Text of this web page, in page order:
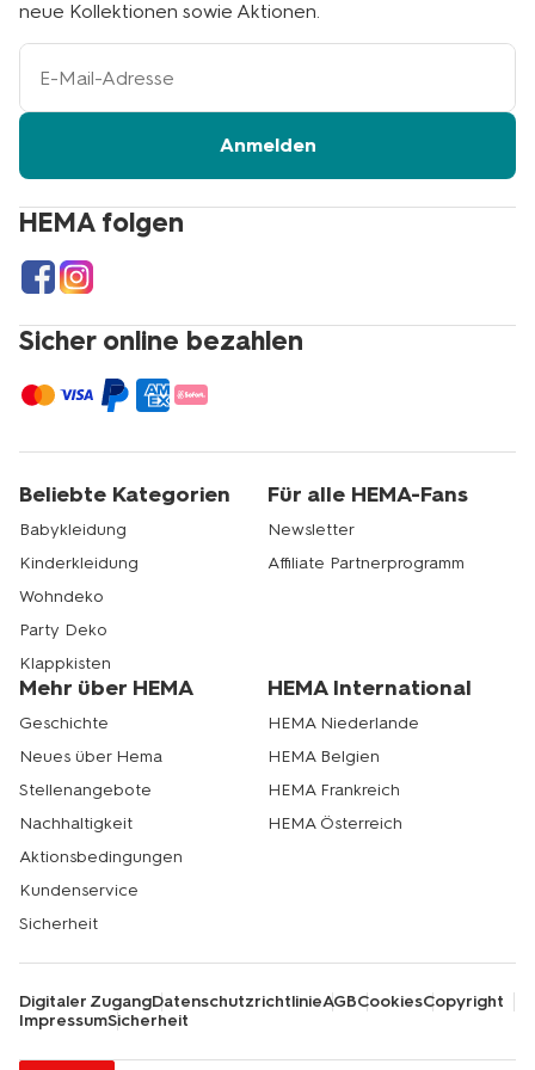
HEMA folgen
Sicher online bezahlen
neue Kollektionen sowie Aktionen.
Ihre
Adresse
Anmelden
Beliebte Kategorien
Babykleidung
Kinderkleidung
Wohndeko
Party Deko
Klappkisten
Für alle HEMA-Fans
Newsletter
Affiliate Partnerprogramm
Mehr über HEMA
Geschichte
Neues über Hema
Stellenangebote
Nachhaltigkeit
Aktionsbedingungen
Kundenservice
Sicherheit
HEMA International
HEMA Niederlande
HEMA Belgien
HEMA Frankreich
HEMA Österreich
Digitaler ZugangDatenschutzrichtlinieAGBCookiesCopyright
ImpressumSicherheit